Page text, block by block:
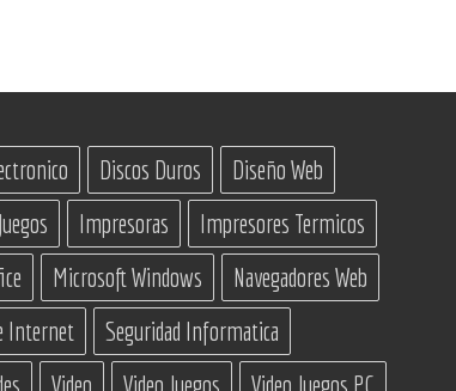
Discos Duros
Diseño Web
Impresoras
Impresores Termicos
Microsoft Windows
Navegadores Web
Internet
Seguridad Informatica